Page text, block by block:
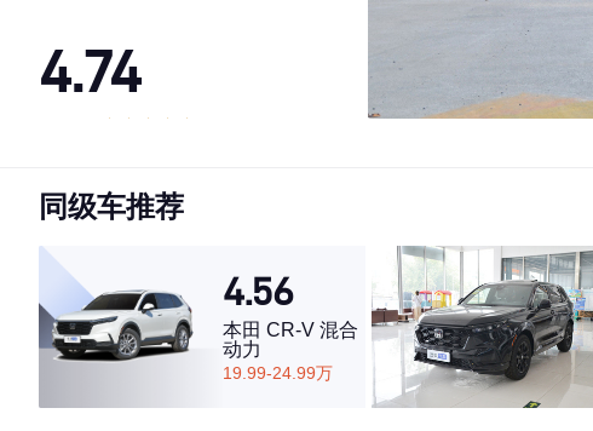
4.74
·内饰表现较为优秀，优于54%同级车
·空间表现一般，低于76%同级车
同级车推荐
4.56
本田 CR-V 混合
动力
19.99-24.99万